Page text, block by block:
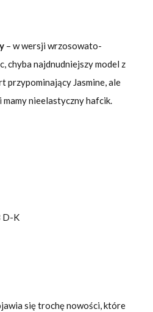
– w wersji wrzosowato-
chyba najdnudniejszy model z
przypominający Jasmine, ale
nieelastyczny hafcik.
D-K
się trochę nowości, które